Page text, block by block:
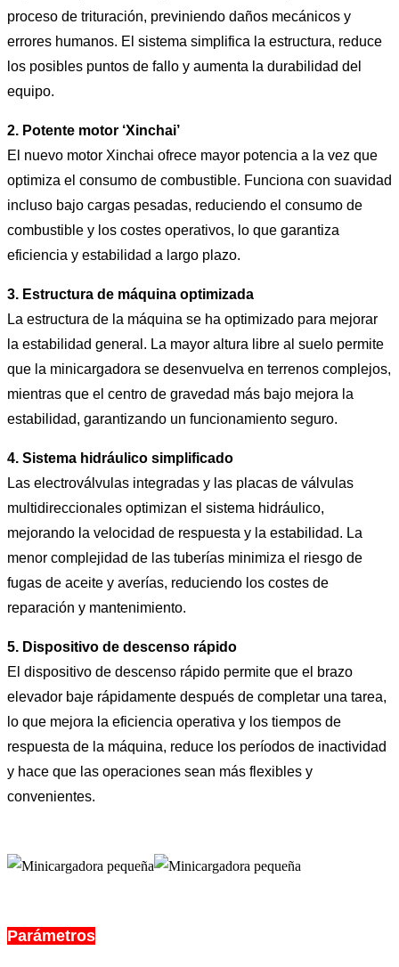
proceso de trituración, previniendo daños mecánicos y
errores humanos. El sistema simplifica la estructura, reduce
los posibles puntos de fallo y aumenta la durabilidad del
equipo.
2. Potente motor ‘Xinchai’
El nuevo motor Xinchai ofrece mayor potencia a la vez que
optimiza el consumo de combustible. Funciona con suavidad
incluso bajo cargas pesadas, reduciendo el consumo de
combustible y los costes operativos, lo que garantiza
eficiencia y estabilidad a largo plazo.
3. Estructura de máquina optimizada
La estructura de la máquina se ha optimizado para mejorar
la estabilidad general. La mayor altura libre al suelo permite
que la minicargadora se desenvuelva en terrenos complejos,
mientras que el centro de gravedad más bajo mejora la
estabilidad, garantizando un funcionamiento seguro.
4. Sistema hidráulico simplificado
Las electroválvulas integradas y las placas de válvulas
multidireccionales optimizan el sistema hidráulico,
mejorando la velocidad de respuesta y la estabilidad. La
menor complejidad de las tuberías minimiza el riesgo de
fugas de aceite y averías, reduciendo los costes de
reparación y mantenimiento.
5. Dispositivo de descenso rápido
El dispositivo de descenso rápido permite que el brazo
elevador baje rápidamente después de completar una tarea,
lo que mejora la eficiencia operativa y los tiempos de
respuesta de la máquina, reduce los períodos de inactividad
y hace que las operaciones sean más flexibles y
convenientes.
Parámetros